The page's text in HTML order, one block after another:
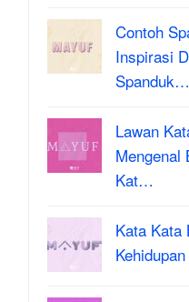
Contoh
Inspirasi
Spanduk…
Lawan
Mengenal
Kat…
Kata Kata
Kehidupan